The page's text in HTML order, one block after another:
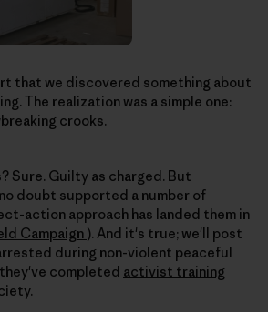
that we discovered something about
The realization was a simple one:
crooks.
Sure. Guilty as charged. But
doubt supported a number of
action approach has landed them in
Campaign ). And it's true; we'll post
during non-violent peaceful
completed activist training
.